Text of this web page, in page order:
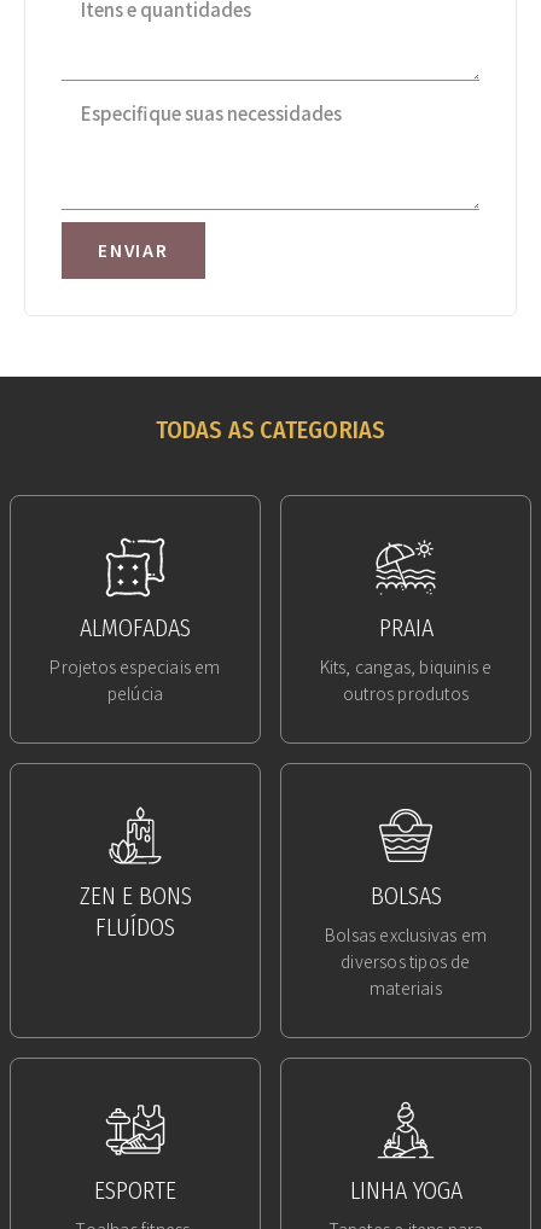
ENVIAR
TODAS AS CATEGORIAS
ALMOFADAS
Projetos especiais em
pelúcia
PRAIA
Kits, cangas, biquinis e
outros produtos
ZEN E BONS
FLUÍDOS
BOLSAS
Bolsas exclusivas em
diversos tipos de
materiais
ESPORTE LINHA YOGA